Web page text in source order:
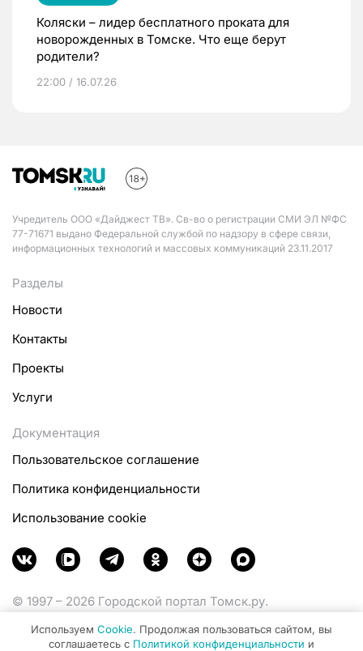
Коляски – лидер бесплатного проката для
новорожденных в Томске. Что еще берут
родители?
22:00 / 16.07.26
Учредитель ООО «Дайджест ТВ». Св-во о регистрации СМИ ЭЛ №ФС
77-71671 выдано Федеральной службой по надзору в сфере связи,
информационных технологий и массовых коммуникаций 23.11.2017
Разделы
Новости
Контакты
Проекты
Услуги
Документация
Пользовательское соглашение
Политика конфиденциальности
Использование cookie
© 1997 – 2026 Городской портал Томск.ру.
Министерства цифрового развития, связи и массовых
Используем Cookie. Продолжая пользоваться сайтом, вы
соглашаетесь с Политикой конфиденциальности и